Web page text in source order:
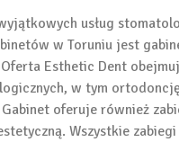
usług
w Toruniu jest
Esthetic Dent
w tym
oferuje również
Wszystkie